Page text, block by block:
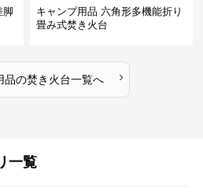
脚
キャンプ用品 六角形多機能折り
畳み式焚き火台
品の焚き火台一覧へ ›
一覧